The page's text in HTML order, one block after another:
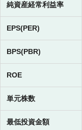
純資産経常利益率
EPS(PER)
BPS(PBR)
ROE
単元株数
最低投資金額